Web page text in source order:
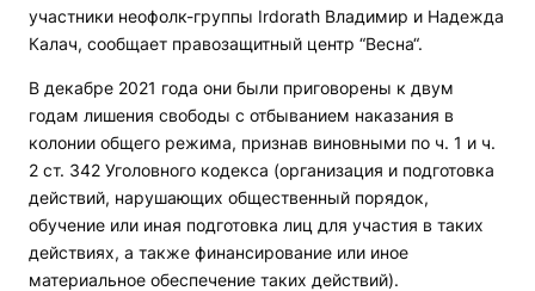
участники неофолк-группы Irdorath Владимир и Надежда
Калач, сообщает правозащитный центр “Весна“.
В декабре 2021 года они были приговорены к двум
годам лишения свободы с отбыванием наказания в
колонии общего режима, признав виновными по ч. 1 и ч.
2 ст. 342 Уголовного кодекса (организация и подготовка
действий, нарушающих общественный порядок,
обучение или иная подготовка лиц для участия в таких
действиях, а также финансирование или иное
материальное обеспечение таких действий).